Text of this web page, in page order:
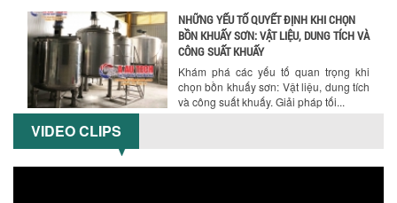
BỒN KHUẤY TRỘN CHẤT LỎNG CHO
NGÀNH HÓA CHẤT: NHỮNG YẾU TỐ QUYẾT
ĐỊNH CHẤT LƯỢNG SẢN PHẨM CUỐI
CÙNG
Khám phá những yếu tố quan trọng
quyết định chất lượng sản phẩm khi sử
ĐÚNG DỤNG CỤ KHUẤY SƠN CHO DÂY
VIDEO CLIPS